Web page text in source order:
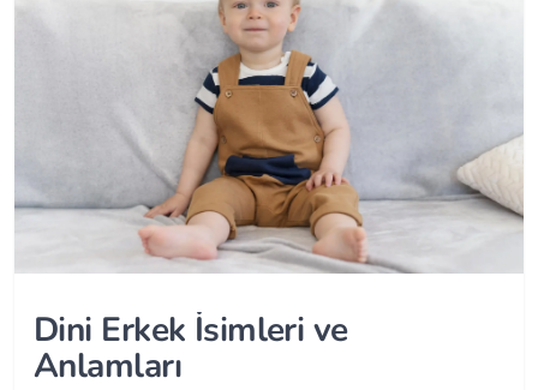
Dini Erkek İsimleri ve
Anlamları